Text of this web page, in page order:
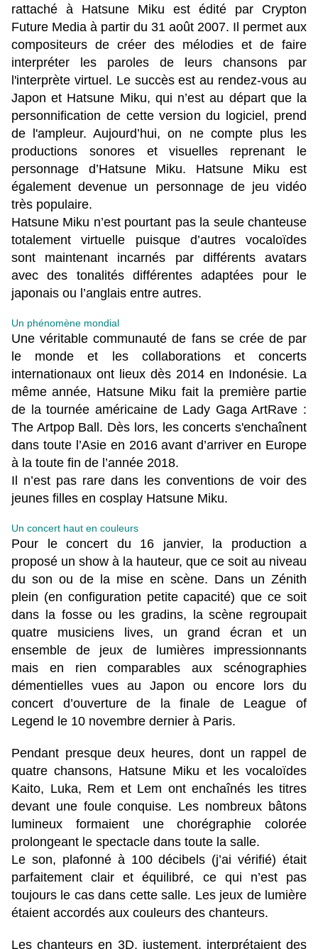
rattaché à Hatsune Miku est édité par Crypton
Future Media à partir du 31 août 2007. Il permet aux
compositeurs de créer des mélodies et de faire
interpréter les paroles de leurs chansons par
l'interprète virtuel. Le succès est au rendez-vous au
Japon et Hatsune Miku, qui n’est au départ que la
personnification de cette version du logiciel, prend
de l'ampleur. Aujourd’hui, on ne compte plus les
productions sonores et visuelles reprenant le
personnage d’Hatsune Miku. Hatsune Miku est
également devenue un personnage de jeu vidéo
très populaire.
Hatsune Miku n’est pourtant pas la seule chanteuse
totalement virtuelle puisque d’autres vocaloïdes
sont maintenant incarnés par différents avatars
avec des tonalités différentes adaptées pour le
japonais ou l’anglais entre autres.
Un phénomène mondial
Une véritable communauté de fans se crée de par
le monde et les collaborations et concerts
internationaux ont lieux dès 2014 en Indonésie. La
même année, Hatsune Miku fait la première partie
de la tournée américaine de Lady Gaga ArtRave :
The Artpop Ball. Dès lors, les concerts s'enchaînent
dans toute l’Asie en 2016 avant d’arriver en Europe
à la toute fin de l’année 2018.
Il n’est pas rare dans les conventions de voir des
jeunes filles en cosplay Hatsune Miku.
Un concert haut en couleurs
Pour le concert du 16 janvier, la production a
proposé un show à la hauteur, que ce soit au niveau
du son ou de la mise en scène. Dans un Zénith
plein (en configuration petite capacité) que ce soit
dans la fosse ou les gradins, la scène regroupait
quatre musiciens lives, un grand écran et un
ensemble de jeux de lumières impressionnants
mais en rien comparables aux scénographies
démentielles vues au Japon ou encore lors du
concert d’ouverture de la finale de League of
Legend le 10 novembre dernier à Paris.
Pendant presque deux heures, dont un rappel de
quatre chansons, Hatsune Miku et les vocaloïdes
Kaito, Luka, Rem et Lem ont enchaînés les titres
devant une foule conquise. Les nombreux bâtons
lumineux formaient une chorégraphie colorée
prolongeant le spectacle dans toute la salle.
Le son, plafonné à 100 décibels (j’ai vérifié) était
parfaitement clair et équilibré, ce qui n’est pas
toujours le cas dans cette salle. Les jeux de lumière
étaient accordés aux couleurs des chanteurs.
Les chanteurs en 3D, justement, interprétaient des